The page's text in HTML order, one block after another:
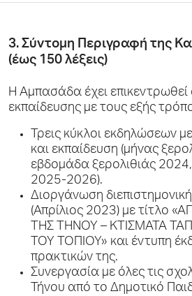
3. Σύντομη Περιγραφή της
(έως 150 λέξεις)
Η Αμπασάδα έχει
εκπαίδευσης με τους εξής
Τρεις κύκλοι εκδηλώσεων
και εκπαίδευση (μήνας
εβδομάδα ξερολιθιάς
2025-2026).
Διοργάνωση
(Απρίλιος 2023) με τίτλο
ΤΗΣ ΤΗΝΟΥ – ΚΤΙΣΜΑΤΑ
ΤΟΥ ΤΟΠΙΟΥ» και έντυπη
πρακτικών της.
Συνεργασία με όλες τις
Τήνου από το Δημοτικό